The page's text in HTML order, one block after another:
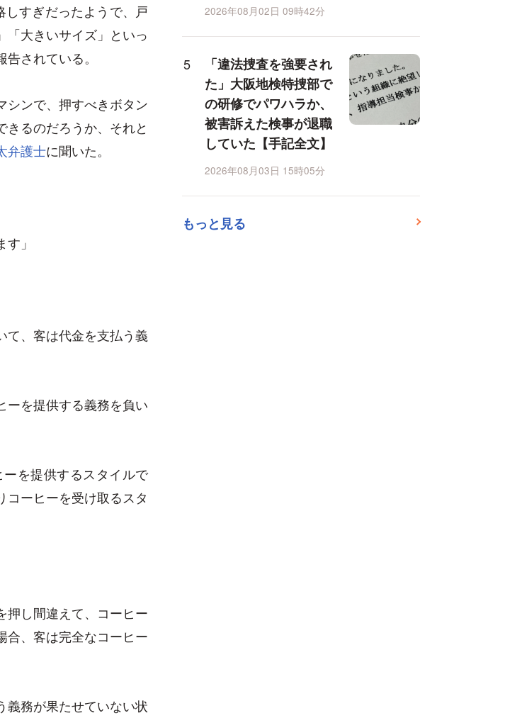
すぎだったようで、戸
「大きいサイズ」といっ
されている。
シンで、押すべきボタン
るのだろうか、それと
弁護士に聞いた。
」
て、客は代金を支払う義
ーを提供する義務を負い
を提供するスタイルで
コーヒーを受け取るスタ
押し間違えて、コーヒー
合、客は完全なコーヒー
義務が果たせていない状
2026年08月02日 09時42分
「違法捜査を強要され
た」大阪地検特捜部で
の研修でパワハラか、
被害訴えた検事が退職
していた【手記全文】
2026年08月03日 15時05分
もっと見る